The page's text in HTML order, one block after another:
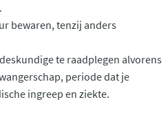
bewaren, tenzij anders
te raadplegen alvorens
periode dat je
ingreep en ziekte.